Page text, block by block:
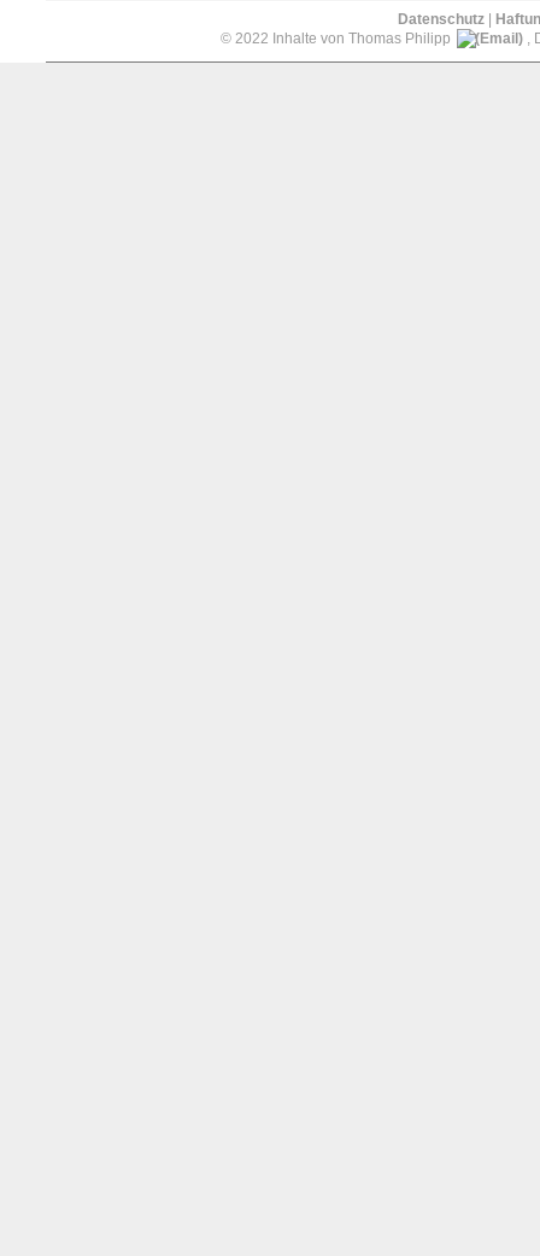
Datenschutz
© 2022 Inhalte von Thomas Philipp
,